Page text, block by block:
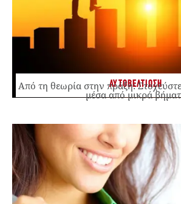
ΑΥΤΟΒΕΛΤΙΩΣΗ
Από τη θεωρία στην πράξη:
μέσα από μικρά